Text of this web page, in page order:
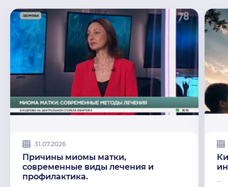
31.07.2026
Причины миомы матки,
современные виды лечения и
профилактика.
...